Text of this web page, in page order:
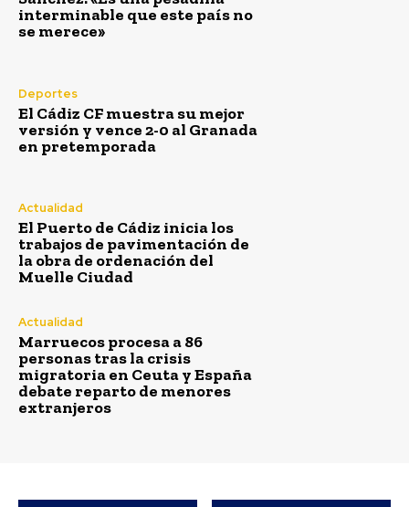
Marruecos procesa a 86 personas tras la crisis
migratoria en Ceuta y España debate reparto de
menores extranjeros
Muere un hombre tras salirse de la vía con su vehículo
a la altura de Jerez
Agosto 5, 2026
interminable que este país no
se merece»
Deportes
El Cádiz CF muestra su mejor
versión y vence 2-0 al Granada
en pretemporada
Actualidad
El Puerto de Cádiz inicia los
trabajos de pavimentación de
la obra de ordenación del
Muelle Ciudad
Actualidad
Marruecos procesa a 86
personas tras la crisis
migratoria en Ceuta y España
debate reparto de menores
extranjeros